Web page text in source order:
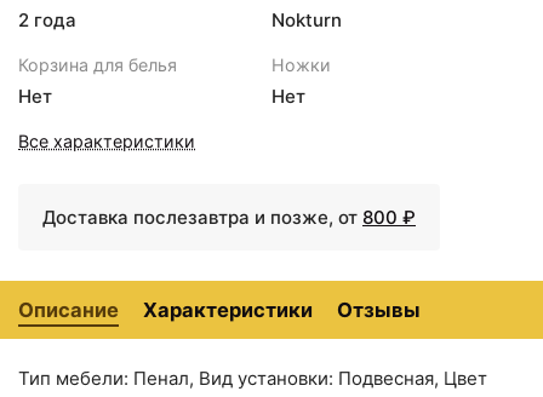
25960 ₽
Тумба белый матовый
65 см Caprigo Nokturn
27472 ₽
Тумба магнолия 75 см
Caprigo Nokturn 1312-
2 года Nokturn
Корзина для белья
Нет
Ножки
Нет
Все характеристики
Доставка послезавтра и позже, от 800 ₽
Описание Характеристики Отзывы
Тип мебели: Пенал, Вид установки: Подвесная, Цвет